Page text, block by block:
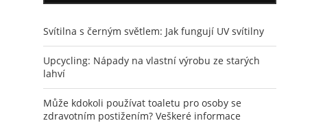
Svítilna s černým světlem: Jak fungují UV svítilny
Upcycling: Nápady na vlastní výrobu ze starých
lahví
Může kdokoli používat toaletu pro osoby se
zdravotním postižením? Veškeré informace